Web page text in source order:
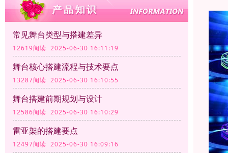
常见舞台类型与搭建差异
12619阅读 2025-06-30 16:11:19
舞台核心搭建流程与技术要点
13287阅读 2025-06-30 16:10:55
舞台搭建前期规划与设计
12586阅读 2025-06-30 16:10:29
雷亚架的搭建要点
12497阅读 2025-06-30 16:09:16